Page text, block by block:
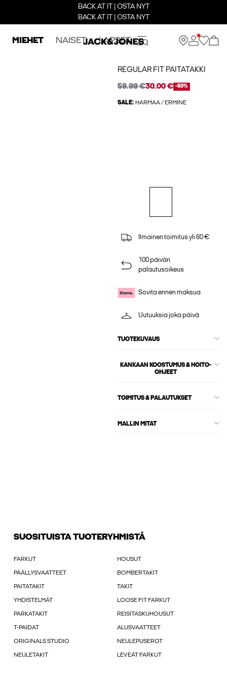
BACK AT IT | OSTA NYT
BACK AT IT | OSTA NYT
MIEHET NAISET LAPSET
REGULAR FIT PAITATAKKI
59.99 €30.00 € -50%
SALE: HARMAA / ERMINE
Ilmainen toimitus yli 60 €
100 päivän
palautusoikeus
Sovita ennen maksua
Uutuuksia joka päivä
TUOTEKUVAUS
KANKAAN KOOSTUMUS & HOITO-
OHJEET
TOIMITUS & PALAUTUKSET
MALLIN MITAT
SUOSITUISTA TUOTERYHMISTÄ
FARKUT HOUSUT
PÄÄLLYSVAATTEET BOMBERTAKIT
PAITATAKIT TAKIT
YHDISTELMÄT LOOSE FIT FARKUT
PARKATAKIT REISITASKUHOUSUT
T-PAIDAT ALUSVAATTEET
ORIGINALS STUDIO NEULEPUSEROT
NEULETAKIT LEVEÄT FARKUT